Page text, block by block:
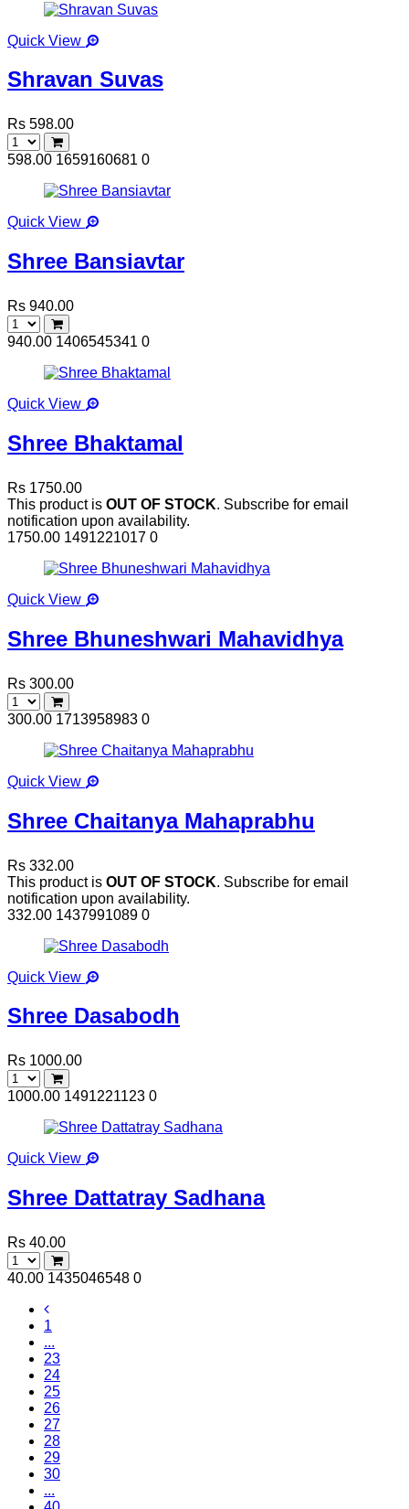
Quick View
Shravan Suvas
Rs 598.00
598.00 1659160681 0
Quick View
Shree Bansiavtar
Rs 940.00
940.00 1406545341 0
Quick View
Shree Bhaktamal
Rs 1750.00
This product is OUT OF STOCK. Subscribe for email
notification upon availability.
1750.00 1491221017 0
Quick View
Shree Bhuneshwari Mahavidhya
Rs 300.00
300.00 1713958983 0
Quick View
Shree Chaitanya Mahaprabhu
Rs 332.00
This product is OUT OF STOCK. Subscribe for email
notification upon availability.
332.00 1437991089 0
Quick View
Shree Dasabodh
Rs 1000.00
1000.00 1491221123 0
Quick View
Shree Dattatray Sadhana
Rs 40.00
40.00 1435046548 0
1
...
23
24
25
26
27
28
29
30
...